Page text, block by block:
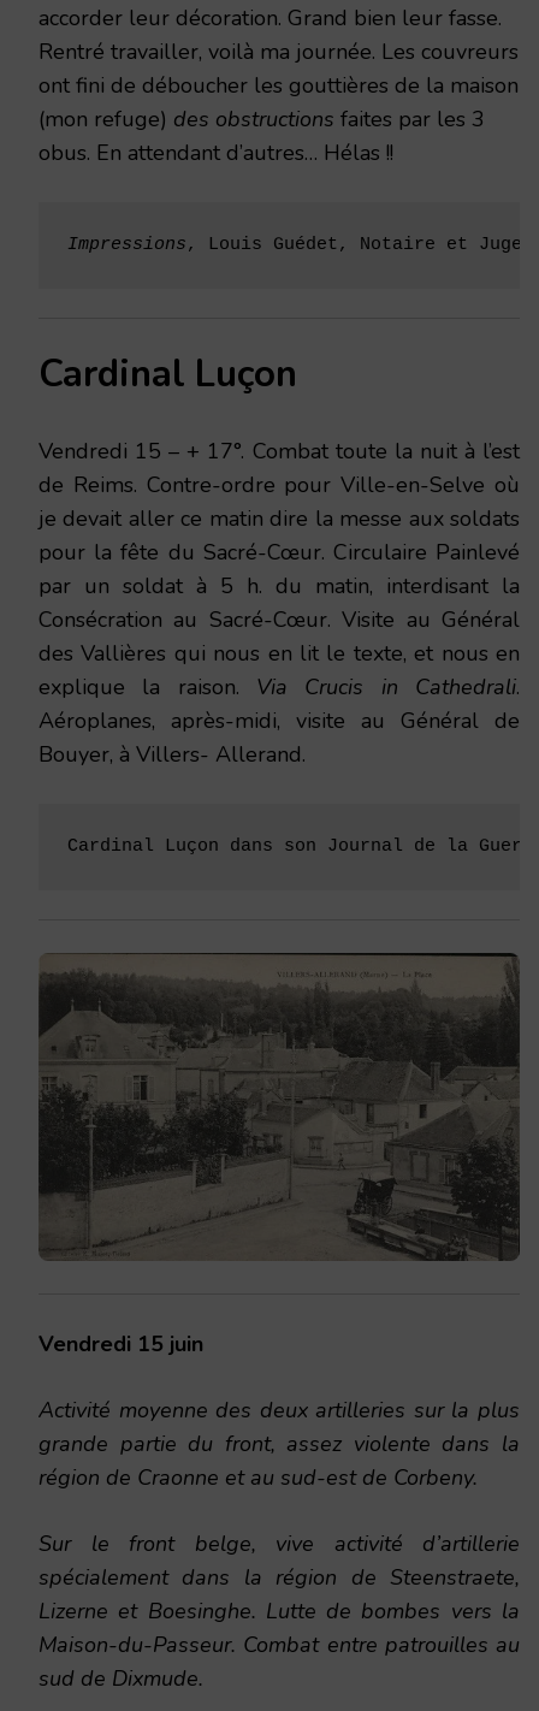
accorder leur décoration. Grand bien leur fasse.
Rentré travailler, voilà ma journée. Les couvreurs
ont fini de déboucher les gouttières de la maison
(mon refuge) des obstructions faites par les 3
obus. En attendant d’autres… Hélas !!
Impressions, Louis Guédet, Notaire et
Cardinal Luçon
Vendredi 15 – + 17°. Combat toute la nuit à l’est
de Reims. Contre-ordre pour Ville-en-Selve où
je devait aller ce matin dire la messe aux soldats
pour la fête du Sacré-Cœur. Circulaire Painlevé
par un soldat à 5 h. du matin, interdisant la
Consécration au Sacré-Cœur. Visite au Général
des Vallières qui nous en lit le texte, et nous en
explique la raison. Via Crucis in Cathedrali.
Aéroplanes, après-midi, visite au Général de
Bouyer, à Villers- Allerand.
Cardinal Luçon dans son Journal de la
Vendredi 15 juin
Activité moyenne des deux artilleries sur la plus
grande partie du front, assez violente dans la
région de Craonne et au sud-est de Corbeny.
Sur le front belge, vive activité d’artillerie
spécialement dans la région de Steenstraete,
Lizerne et Boesinghe. Lutte de bombes vers la
Maison-du-Passeur. Combat entre patrouilles au
sud de Dixmude.